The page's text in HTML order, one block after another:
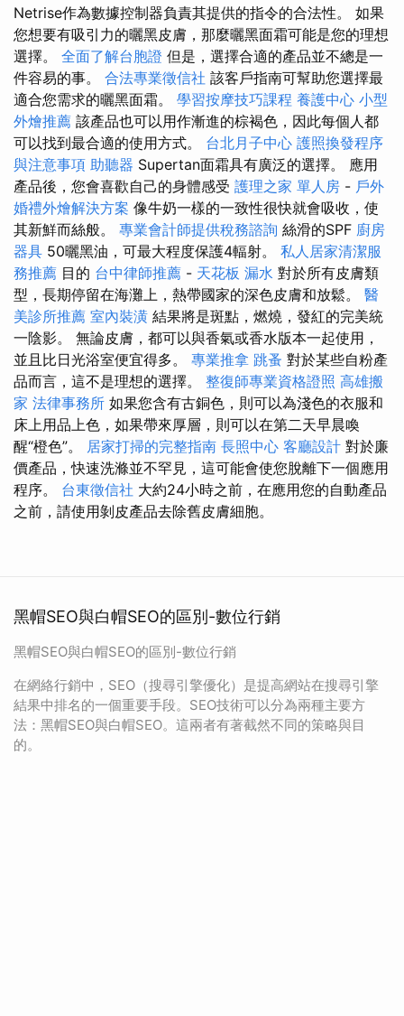
Netrise作為數據控制器負責其提供的指令的合法性。 如果
您想要有吸引力的曬黑皮膚，那麼曬黑面霜可能是您的理想
選擇。 全面了解台胞證 但是，選擇合適的產品並不總是一
件容易的事。 合法專業徵信社 該客戶指南可幫助您選擇最
適合您需求的曬黑面霜。 學習按摩技巧課程 養護中心 小型
外燴推薦 該產品也可以用作漸進的棕褐色，因此每個人都
可以找到最合適的使用方式。 台北月子中心 護照換發程序
與注意事項 助聽器 Supertan面霜具有廣泛的選擇。 應用
產品後，您會喜歡自己的身體感受 護理之家 單人房 - 戶外
婚禮外燴解決方案 像牛奶一樣的一致性很快就會吸收，使
其新鮮而絲般。 專業會計師提供稅務諮詢 絲滑的SPF 廚房
器具 50曬黑油，可最大程度保護4輻射。 私人居家清潔服
務推薦 目的 台中律師推薦 - 天花板 漏水 對於所有皮膚類
型，長期停留在海灘上，熱帶國家的深色皮膚和放鬆。 醫
美診所推薦 室內裝潢 結果將是斑點，燃燒，發紅的完美統
一陰影。 無論皮膚，都可以與香氣或香水版本一起使用，
並且比日光浴室便宜得多。 專業推拿 跳蚤 對於某些自粉產
品而言，這不是理想的選擇。 整復師專業資格證照 高雄搬
家 法律事務所 如果您含有古銅色，則可以為淺色的衣服和
床上用品上色，如果帶來厚層，則可以在第二天早晨喚
醒“橙色”。 居家打掃的完整指南 長照中心 客廳設計 對於廉
價產品，快速洗滌並不罕見，這可能會使您脫離下一個應用
程序。 台東徵信社 大約24小時之前，在應用您的自動產品
之前，請使用剝皮產品去除舊皮膚細胞。
黑帽SEO與白帽SEO的區別-數位行銷
黑帽SEO與白帽SEO的區別-數位行銷
在網絡行銷中，SEO（搜尋引擎優化）是提高網站在搜尋引擎
結果中排名的一個重要手段。SEO技術可以分為兩種主要方
法：黑帽SEO與白帽SEO。這兩者有著截然不同的策略與目
的。